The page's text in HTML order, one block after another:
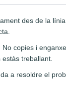
des de la
copies i
treballant.
a resoldre el